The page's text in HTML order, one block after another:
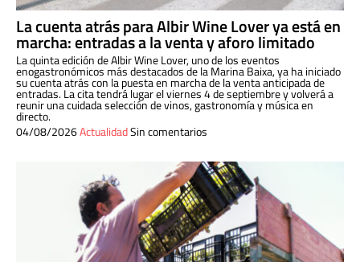
La cuenta atrás para Albir Wine Lover ya está en
marcha: entradas a la venta y aforo limitado
La quinta edición de Albir Wine Lover, uno de los eventos
enogastronómicos más destacados de la Marina Baixa, ya ha iniciado
su cuenta atrás con la puesta en marcha de la venta anticipada de
entradas. La cita tendrá lugar el viernes 4 de septiembre y volverá a
reunir una cuidada selección de vinos, gastronomía y música en
directo.
04/08/2026ActualidadSin comentarios